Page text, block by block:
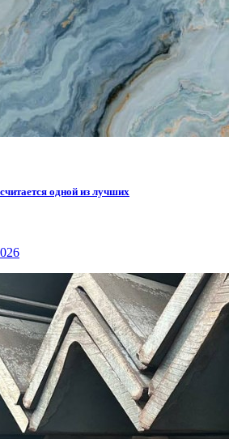
одной из лучших